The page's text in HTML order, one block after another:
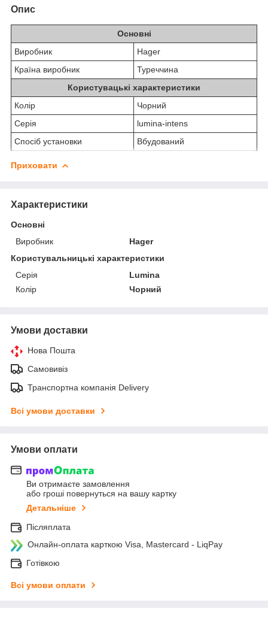
Опис
Основні
Виробник
Hager
Країна виробник
Туреччина
Користувацькі характеристики
Колір
Чорний
Серія
lumina-intens
Спосіб установки
Вбудований
Приховати
Характеристики
Основні
Виробник
Hager
Користувальницькі характеристики
Серія
Lumina
Колір
Чорний
Умови доставки
Нова Пошта
Самовивіз
Транспортна компанія Delivery
Всі умови доставки
Умови оплати
Ви отримаєте замовлення
або гроші повернуться на вашу картку
Детальніше
Післяплата
Онлайн-оплата карткою Visa, Mastercard - LiqPay
Готівкою
Всі умови оплати